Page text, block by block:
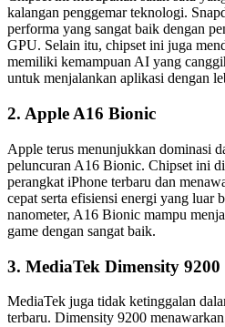
kalangan penggemar teknologi.
performa yang sangat baik dengan
GPU. Selain itu, chipset ini juga
memiliki kemampuan AI yang
untuk menjalankan aplikasi dengan
2. Apple A16 Bionic
Apple terus menunjukkan dominasi
peluncuran A16 Bionic. Chipset ini
perangkat iPhone terbaru dan
cepat serta efisiensi energi yang luar
nanometer, A16 Bionic mampu
game dengan sangat baik.
3. MediaTek Dimensity 9200
MediaTek juga tidak ketinggalan
terbaru. Dimensity 9200